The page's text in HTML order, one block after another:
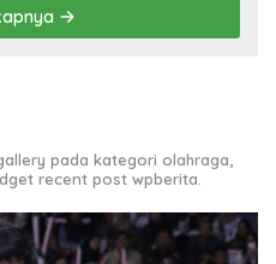
pada kategori olahraga,
recent post wpberita.